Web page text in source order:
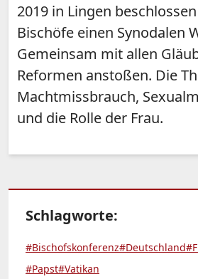
2019 in Lingen
Bischöfe einen Synodalen
Gemeinsam mit allen
Reformen anstoßen. Die
Machtmissbrauch,
und die Rolle der Frau.
Schlagworte:
#Bischofskonferenz#Deutschland
#Papst#Vatikan